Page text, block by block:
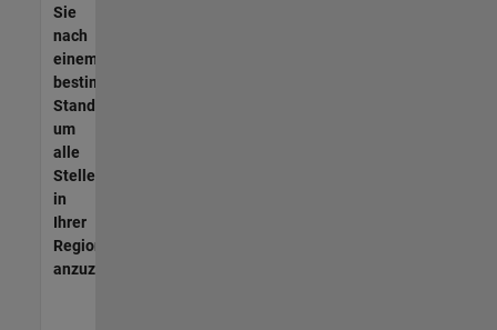
Sie
nach
einem
bestimmten
Standort,
um
alle
Stellenangebote
in
Ihrer
Region
anzuzeigen.